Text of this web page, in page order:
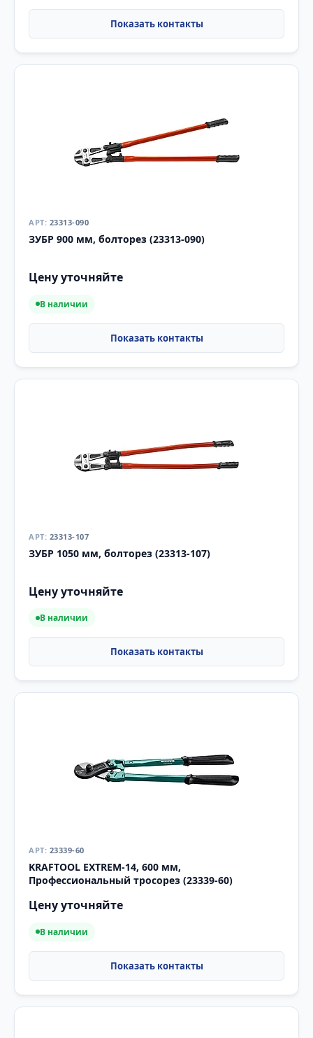
23313-090
ЗУБР 900 мм, болторез (23313-090)
Цену уточняйте
В наличии
23313-107
ЗУБР 1050 мм, болторез (23313-107)
Цену уточняйте
В наличии
23339-60
KRAFTOOL EXTREM-14, 600 мм,
Профессиональный тросорез (23339-60)
Цену уточняйте
В наличии